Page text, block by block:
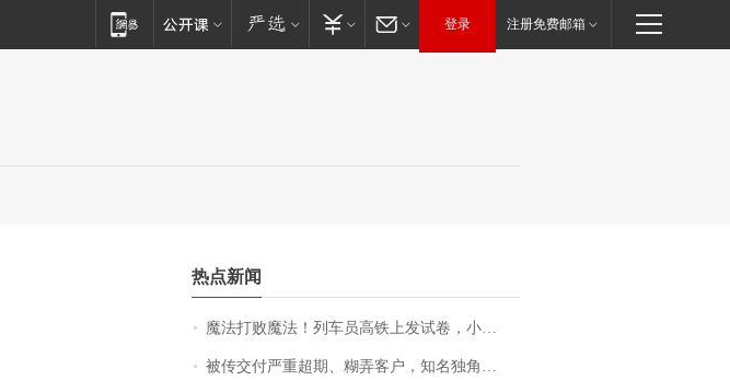
登录 注册免费邮箱
热点新闻
魔法打败魔法！列车员高铁上发试卷，小朋友一秒静音，12306回应：列车员个人行为，不是铁路规定
被传交付严重超期、糊弄客户，知名独角兽车企创始人回应：都没证据，将依法采取措施，“本人长期与美国交管局保持沟通，对方表示肯定”